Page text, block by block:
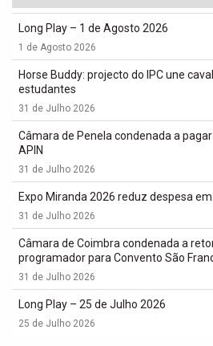
Long Play – 1 de Agosto 2026
1 de Agosto 2026
Horse Buddy: projecto do IPC une
estudantes
31 de Julho 2026
Câmara de Penela condenada a
APIN
31 de Julho 2026
Expo Miranda 2026 reduz despesa
31 de Julho 2026
Câmara de Coimbra condenada a
programador para Convento São
31 de Julho 2026
Long Play – 25 de Julho 2026
25 de Julho 2026